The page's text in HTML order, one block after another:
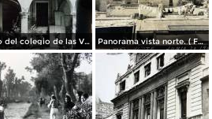
Patio del colegio de las Vizcainas por el fotografo Hugo Brehme. Panorama vista norte. ( Fechada el 20 de Junio de 1905 ).